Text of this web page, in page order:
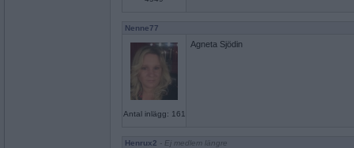
Nenne77
Antal inlägg: 161
Agneta Sjödin
Henrux2 - Ej medlem längre